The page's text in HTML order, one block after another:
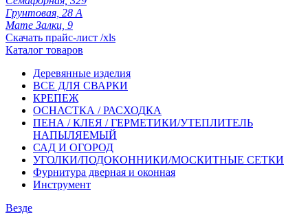
Грунтовая, 28 А
Мате Залки, 9
Скачать прайс-лист /xls
Каталог товаров
Деревянные изделия
ВСЕ ДЛЯ СВАРКИ
КРЕПЕЖ
ОСНАСТКА / РАСХОДКА
ПЕНА / КЛЕЯ / ГЕРМЕТИКИ/УТЕПЛИТЕЛЬ
НАПЫЛЯЕМЫЙ
САД И ОГОРОД
УГОЛКИ/ПОДОКОННИКИ/МОСКИТНЫЕ СЕТКИ
Фурнитура дверная и оконная
Инструмент
Везде